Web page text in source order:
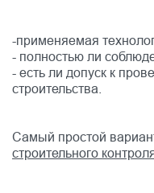
-применяемая
- полностью ли
- есть ли допуск к
строительства.
Самый простой
строительного